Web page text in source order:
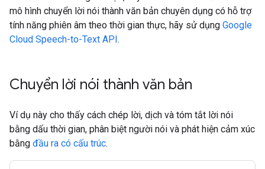
mô hình chuyển lời nói thành văn bản chuyên dụng có hỗ trợ
tính năng phiên âm theo thời gian thực, hãy sử dụng Google
Cloud Speech-to-Text API.
Chuyển lời nói thành văn bản
Ví dụ này cho thấy cách chép lời, dịch và tóm tắt lời nói
bằng dấu thời gian, phân biệt người nói và phát hiện cảm xúc
bằng đầu ra có cấu trúc.